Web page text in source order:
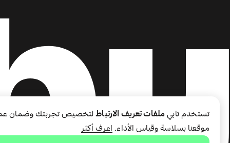
تستخدم تابي ملفات تعريف الارتباطلتخصيص تجربتك وضمان
موقعنا بسلاسة وقياس الأداء. اعرف أكثر